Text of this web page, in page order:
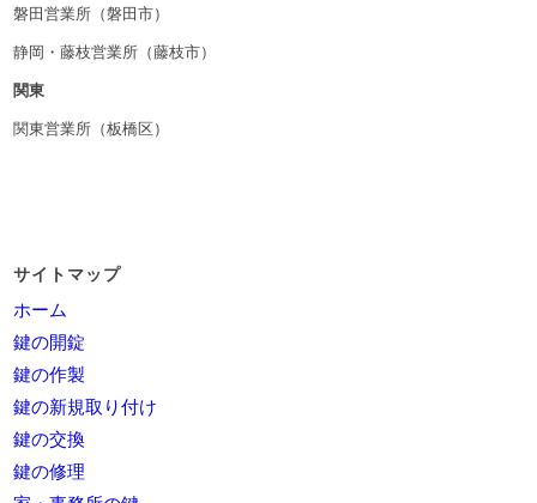
磐田営業所（磐田市）
静岡・藤枝営業所（藤枝市）
関東
関東営業所（板橋区）
サイトマップ
ホーム
鍵の開錠
鍵の作製
鍵の新規取り付け
鍵の交換
鍵の修理